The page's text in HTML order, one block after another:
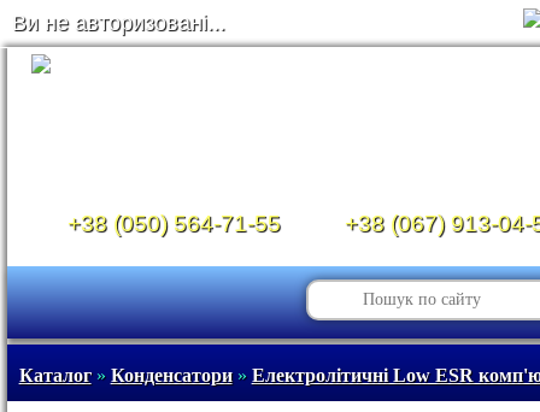
Ви не авторизовані...
+38 (050) 564-71-55 +38 (067) 913-04-
Каталог» Конденсатори» Електролітичні Low ESR